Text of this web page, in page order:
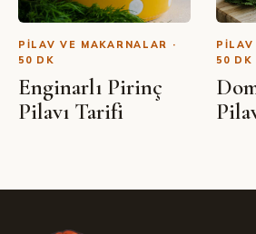
PILAV VE MAKARNALAR ·
50 DK
Enginarlı Pirinç
Pilavı Tarifi
PILAV
50 DK